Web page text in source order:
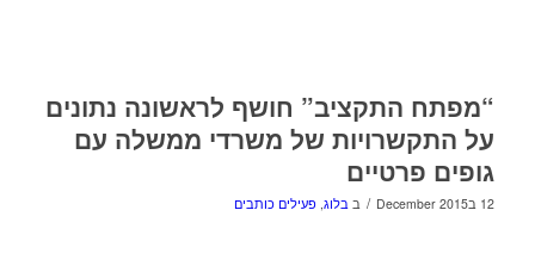
“מפתח התקציב” חושף לראשונה נתונים
על התקשרויות של משרדי ממשלה עם
גופים פרטיים
12 בDecember 2015 / ב בלוג, פעילים כותבים